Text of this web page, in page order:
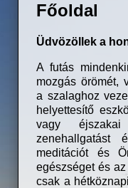
Főoldal
Üdvözöllek a
A futás
mozgás örömét,
a szalaghoz
helyettesítő
vagy
zenehallgatást
meditációt és
egészséget és
csak a